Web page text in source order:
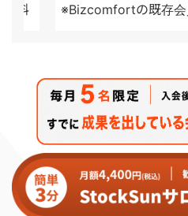
無料
※Bizcomfortの既存会